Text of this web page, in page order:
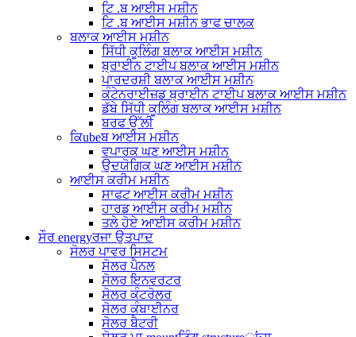
ਟਿ .ਬ ਆਈਸ ਮਸ਼ੀਨ
ਟਿ .ਬ ਆਈਸ ਮਸ਼ੀਨ ਭਾਫ ਚਾਲਕ
ਬਲਾਕ ਆਈਸ ਮਸ਼ੀਨ
ਸਿੱਧੀ ਕੂਲਿੰਗ ਬਲਾਕ ਆਈਸ ਮਸ਼ੀਨ
ਬ੍ਰਾਈਨ ਟਾਈਪ ਬਲਾਕ ਆਈਸ ਮਸ਼ੀਨ
ਪਾਰਦਰਸ਼ੀ ਬਲਾਕ ਆਈਸ ਮਸ਼ੀਨ
ਕੰਟੇਨਰਾਈਜ਼ਡ ਬ੍ਰਾਈਨ ਟਾਈਪ ਬਲਾਕ ਆਈਸ ਮਸ਼ੀਨ
ਡੱਬੇ ਸਿੱਧੀ ਕੂਲਿੰਗ ਬਲਾਕ ਆਈਸ ਮਸ਼ੀਨ
ਬਰਫ ਉੱਲੀ
ਕਿubeਬ ਆਈਸ ਮਸ਼ੀਨ
ਵਪਾਰਕ ਘਣ ਆਈਸ ਮਸ਼ੀਨ
ਉਦਯੋਗਿਕ ਘਣ ਆਈਸ ਮਸ਼ੀਨ
ਆਈਸ ਕਰੀਮ ਮਸ਼ੀਨ
ਸਾਫਟ ਆਈਸ ਕਰੀਮ ਮਸ਼ੀਨ
ਹਾਰਡ ਆਈਸ ਕਰੀਮ ਮਸ਼ੀਨ
ਤਲੇ ਹੋਏ ਆਈਸ ਕਰੀਮ ਮਸ਼ੀਨ
ਸੌਰ energyਰਜਾ ਉਤਪਾਦ
ਸੋਲਰ ਪਾਵਰ ਸਿਸਟਮ
ਸੋਲਰ ਪੈਨਲ
ਸੋਲਰ ਇਨਵਰਟਰ
ਸੋਲਰ ਕੰਟਰੋਲਰ
ਸੋਲਰ ਕੰਬਾਈਨਰ
ਸੋਲਰ ਬੈਟਰੀ